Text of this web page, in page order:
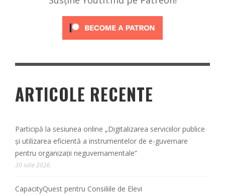
ARTICOLE RECENTE
Participă la sesiunea online „Digitalizarea serviciilor publice
și utilizarea eficientă a instrumentelor de e-guvernare
pentru organizații neguvernamentale”
30 iulie 2026
CapacityQuest pentru Consiliile de Elevi